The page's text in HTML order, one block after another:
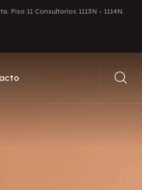
Piso 11 Consultorios 1113N - 1114N.